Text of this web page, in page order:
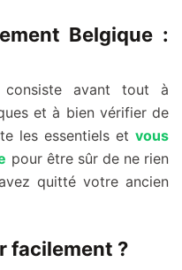
Belgique :
consiste avant tout à
et à bien vérifier de
les essentiels et vous
pour être sûr de ne rien
quitté votre ancien
facilement ?